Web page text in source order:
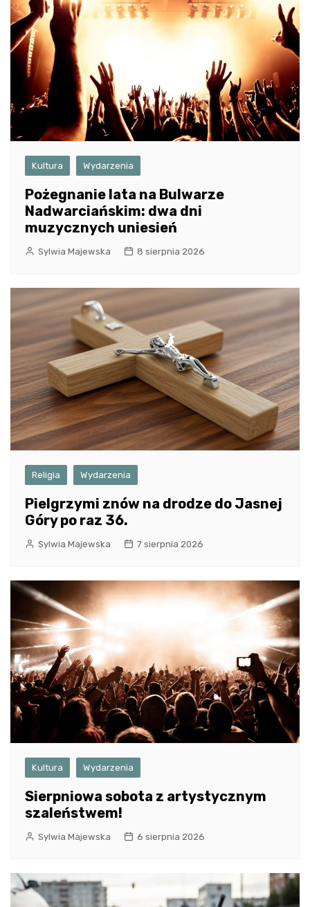
Kultura Wydarzenia
Pożegnanie lata na Bulwarze
Nadwarciańskim: dwa dni
muzycznych uniesień
Sylwia Majewska 8 sierpnia 2026
Religia Wydarzenia
Pielgrzymi znów na drodze do Jasnej
Góry po raz 36.
Sylwia Majewska 7 sierpnia 2026
Kultura Wydarzenia
Sierpniowa sobota z artystycznym
szaleństwem!
Sylwia Majewska 6 sierpnia 2026